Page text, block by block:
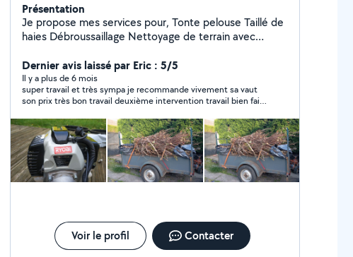
Présentation
Je propose mes services pour, Tonte pelouse Taillé de
haies Débroussaillage Nettoyage de terrain avec
Dernier avis laissé par Eric : 5/5
Il y a plus de 6 mois
super travail et très sympa je recommande vivement sa vaut
son prix très bon travail deuxième intervention travail bien fait
Voir le profil Contacter